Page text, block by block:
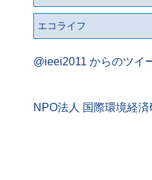
エコライフ
@ieei2011 からのツイ
NPO法人 国際環境経